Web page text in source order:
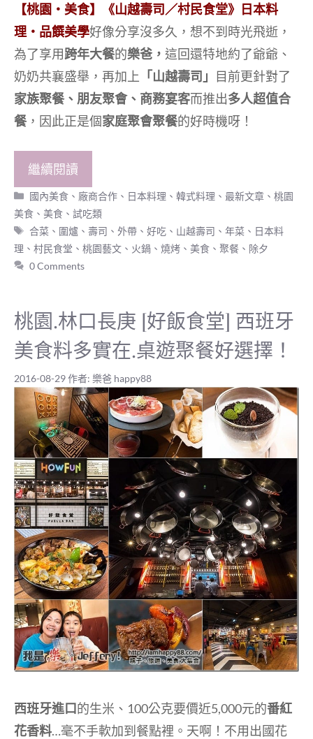
【桃園‧美食】《山越壽司／村民食堂》日本料
理‧品饌美學好像分享沒多久，想不到時光飛逝，
為了享用跨年大餐的樂爸， 這回還特地約了爺爺、
奶奶共襄盛舉，再加上 「山越壽司」 目前更針對了
家族聚餐、朋友聚會、商務宴客而推出多人超值合
餐，因此正是個家庭聚會聚餐的好時機呀！
繼續閱讀
分
類
國內美食 、 廠商合作 、 日本料理、韓式料理 、最新文章 、桃園
美食 、 美食 、 試吃類
標
籤
合菜 、 圍爐 、壽司 、外帶 、好吃 、 山越壽司 、年菜 、 日本料
理 、 村民食堂 、 桃園藝文 、 火鍋 、 燒烤 、 美食 、 聚餐 、 除夕
0 Comments
桃園.林口長庚 [好飯食堂] 西班牙
美食料多實在.桌遊聚餐好選擇！
2016-08-29作者: 樂爸 happy88
西班牙進口的生米、100公克要價近5,000元的番紅
花香料…毫不手軟加到餐點裡。天啊！不用出國花